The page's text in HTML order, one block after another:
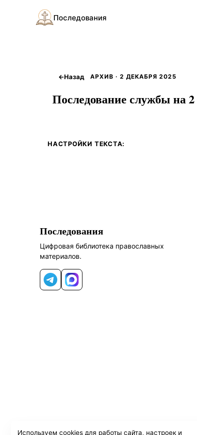
Последования
←Назад АРХИВ · 2 ДЕКАБРЯ 2025
Последование службы на 2
НАСТРОЙКИ ТЕКСТА:
Последования
Цифровая библиотека православных
материалов.
Telegram
MAX
Используем cookies для работы сайта, настроек и